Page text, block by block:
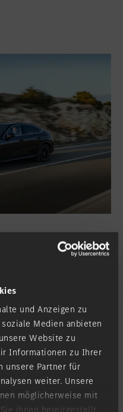
und Anzeigen zu
Medien anbieten
Website zu
Informationen zu Ihrer
unsere Partner für
weiter. Unsere
möglicherweise mit
ihnen bereitgestellt
sicher
überzeugt es mit Komfort,
4MATIC mit
optional verfügbaren
Coupé gleichermassen
wird zusammen mit der
Sportfahrwerk dagegen
Hybrid kann das Mercedes
fahren.